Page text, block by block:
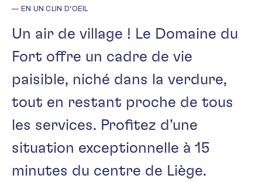
— EN UN CLIN D'OEIL
Un air de village ! Le Domaine du
Fort offre un cadre de vie
paisible, niché dans la verdure,
tout en restant proche de tous
les services. Profitez d’une
situation exceptionnelle à 15
minutes du centre de Liège.